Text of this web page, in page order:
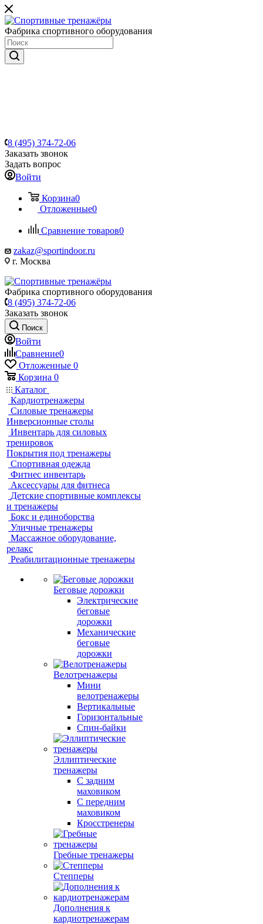
Фабрика спортивного оборудования
8 (495) 374-72-06
Заказать звонок
Задать вопрос
Войти
Корзина0
Отложенные0
Сравнение товаров0
zakaz@sportindoor.ru
г. Москва
Фабрика спортивного оборудования
8 (495) 374-72-06
Заказать звонок
Поиск
Войти
Сравнение0
Отложенные 0
Корзина 0
Каталог
Кардиотренажеры
Силовые тренажеры
Инверсионные столы
Инвентарь для силовых
тренировок
Покрытия под тренажеры
Спортивная одежда
Фитнес инвентарь
Аксессуары для фитнеса
Детские спортивные комплексы
и тренажеры
Бокс и единоборства
Уличные тренажеры
Массажное оборудование,
релакс
Реабилитационные тренажеры
Беговые дорожки
Электрические
беговые
дорожки
Механические
беговые
дорожки
Велотренажеры
Мини
велотренажеры
Вертикальные
Горизонтальные
Спин-байки
Эллиптические
тренажеры
С задним
маховиком
С передним
маховиком
Кросстренеры
Гребные тренажеры
Степперы
Дополнения к
кардиотренажерам